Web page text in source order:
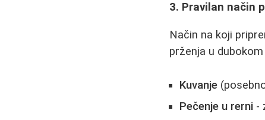
3. Pravilan način
Način na koji
prženja u
Kuvanje
Pečenje u rerni -